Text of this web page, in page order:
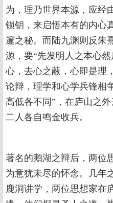
为，理乃世界本源，应经
锁钥，来启悟本有的内心
邃之秘。而陆九渊则反朱
源，要“先发明人之本心
心，去心之蔽，心即是理
论辩，理学和心学兵锋相
高低各不同”，在庐山之
二人各自鸣金收兵。
著名的鹅湖之辩后，两位
为意犹未尽的怀念。几年
鹿洞讲学，两位思想家在